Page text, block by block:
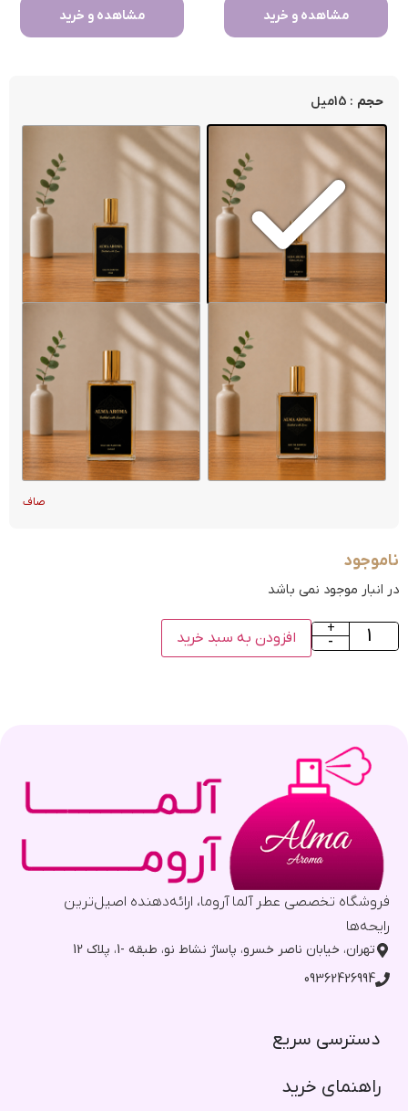
مشاهده و خرید مشاهده و خرید
حجم : 15میل
صاف
ناموجود
در انبار موجود نمی باشد
-
+
افزودن به سبد خرید
فروشگاه تخصصی عطر آلما آروما، ارائه‌دهنده اصیل‌ترین
رایحه‌ها
تهران، خیابان ناصر خسرو، پاساژ نشاط نو، طبقه -1، پلاک 12
09362426994
دسترسی سریع​
راهنمای خرید​